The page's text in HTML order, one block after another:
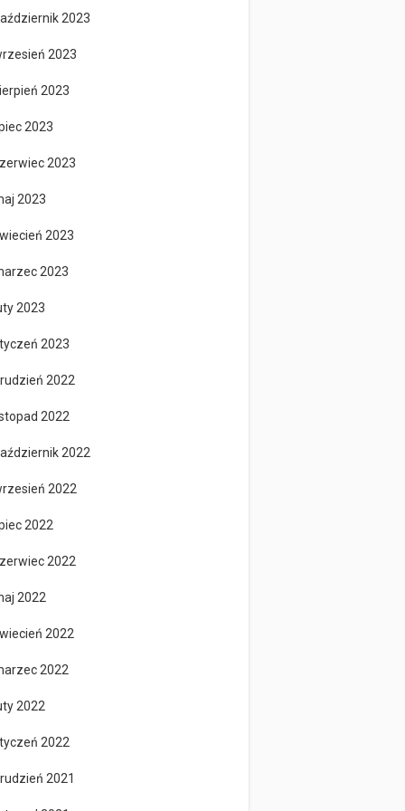
2023
2023
2023
2023
2023
2023
2023
2023
2023
2023
2022
2022
2022
2022
2022
2022
2022
2022
2022
2022
2022
2021